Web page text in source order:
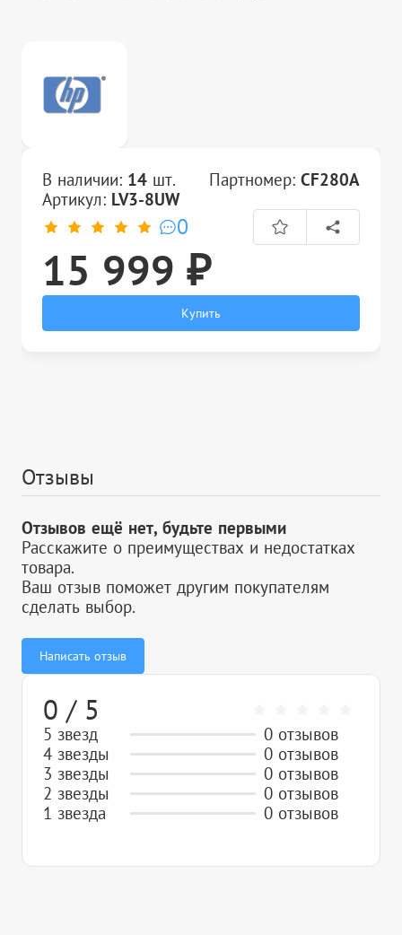
В наличии: 14 шт. Партномер: CF280A
Артикул: LV3-8UW
0
15 999 ₽
Купить
Отзывы
Отзывов ещё нет, будьте первыми
Расскажите о преимуществах и недостатках
товара.
Ваш отзыв поможет другим покупателям
сделать выбор.
Написать отзыв
0 / 5
5 звезд
0 отзывов
4 звезды
0 отзывов
3 звезды
0 отзывов
2 звезды
0 отзывов
1 звезда
0 отзывов